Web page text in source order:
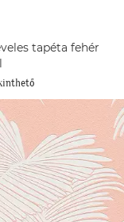
tapéta fehér